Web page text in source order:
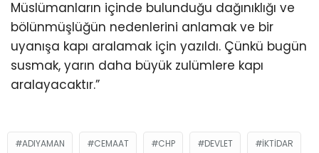
Müslümanların içinde bulunduğu dağınıklığı ve
bölünmüşlüğün nedenlerini anlamak ve bir
uyanışa kapı aralamak için yazıldı. Çünkü bugün
susmak, yarın daha büyük zulümlere kapı
aralayacaktır.”
ADIYAMAN CEMAAT CHP DEVLET IKTIDAR